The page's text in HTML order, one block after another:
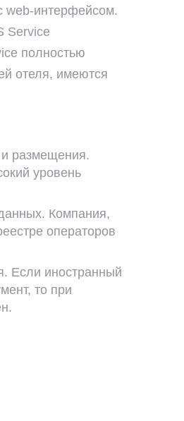
web-интерфейсом.
Service
полностью
отеля, имеются
размещения.
уровень
Компания,
операторов
Если иностранный
то при